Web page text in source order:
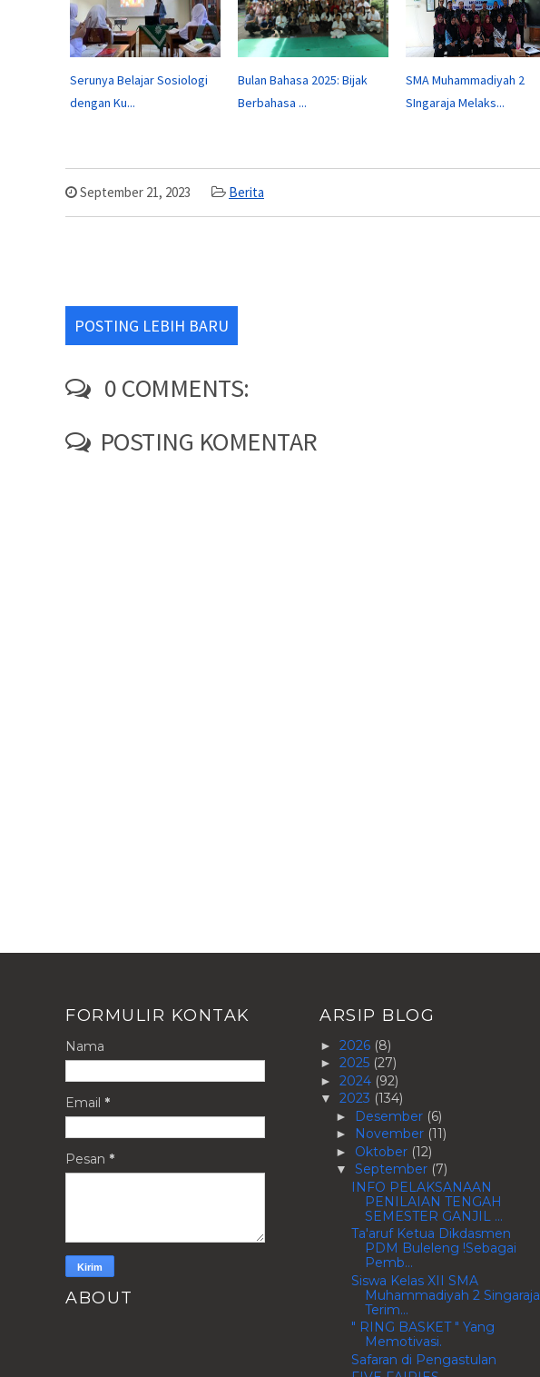
Serunya Belajar Sosiologi
dengan Ku...
Bulan Bahasa 2025: Bijak
Berbahasa ...
SMA Muhammadiyah 2
SIngaraja Melaks...
September 21, 2023 Berita
POSTING LEBIH BARU
0 COMMENTS:
POSTING KOMENTAR
FORMULIR KONTAK
Nama
Email *
Pesan *
ABOUT
ARSIP BLOG
► 2026 (8)
► 2025 (27)
► 2024 (92)
▼ 2023 (134)
► Desember (6)
► November (11)
► Oktober (12)
▼ September (7)
INFO PELAKSANAAN
PENILAIAN TENGAH
SEMESTER GANJIL ...
Ta'aruf Ketua Dikdasmen
PDM Buleleng !Sebagai
Pemb...
Siswa Kelas XII SMA
Muhammadiyah 2 Singaraja
Terim...
" RING BASKET " Yang
Memotivasi.
Safaran di Pengastulan